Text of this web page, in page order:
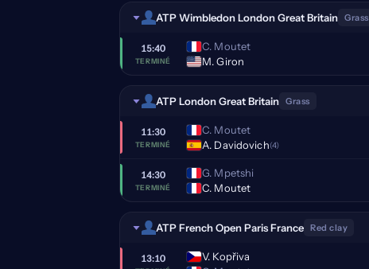
ATP Wimbledon London Great Britain Grass
15:40
TERMINÉ
C. Moutet
M. Giron
ATP London Great Britain Grass
11:30
TERMINÉ
C. Moutet
A. Davidovich(4)
14:30
TERMINÉ
G. Mpetshi
C. Moutet
ATP French Open Paris France Red clay
13:10
V. Kopřiva